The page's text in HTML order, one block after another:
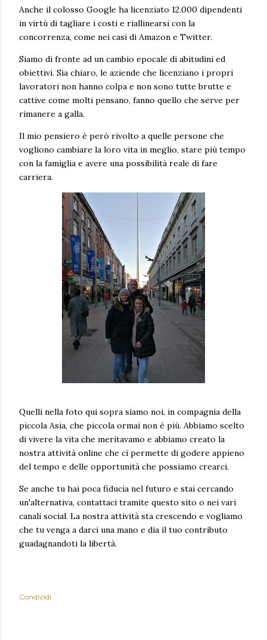
Anche il colosso Google ha licenziato 12.000 dipendenti
in virtù di tagliare i costi e riallinearsi con la
concorrenza, come nei casi di Amazon e Twitter.
Siamo di fronte ad un cambio epocale di abitudini ed
obiettivi. Sia chiaro, le aziende che licenziano i propri
lavoratori non hanno colpa e non sono tutte brutte e
cattive come molti pensano, fanno quello che serve per
rimanere a galla.
Il mio pensiero è però rivolto a quelle persone che
vogliono cambiare la loro vita in meglio, stare più tempo
con la famiglia e avere una possibilità reale di fare
carriera.
Quelli nella foto qui sopra siamo noi, in compagnia della
piccola Asia, che piccola ormai non è più. Abbiamo scelto
di vivere la vita che meritavamo e abbiamo creato la
nostra attività online che ci permette di godere appieno
del tempo e delle opportunità che possiamo crearci.
Se anche tu hai poca fiducia nel futuro e stai cercando
un'alternativa, contattaci tramite questo sito o nei vari
canali social. La nostra attività sta crescendo e vogliamo
che tu venga a darci una mano e dia il tuo contributo
guadagnandoti la libertà.
Condividi